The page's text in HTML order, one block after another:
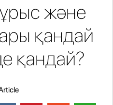
және
қандай
қандай?